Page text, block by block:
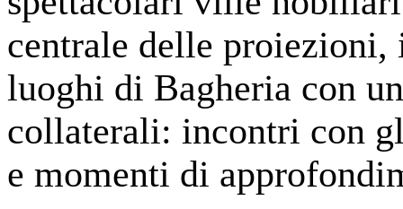
centrale delle
luoghi di Bagheria con
collaterali: incontri con
e momenti di